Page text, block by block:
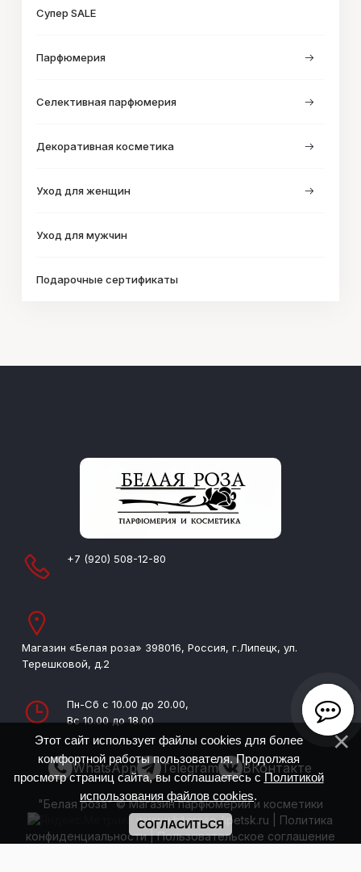
Супер SALE
Парфюмерия
Селективная парфюмерия
Декоративная косметика
Уход для женщин
Уход для мужчин
Подарочные сертификаты
+7 (920) 508-12-80
Магазин «Белая роза» 398016, Россия, г.Липецк, ул.
Терешковой, д.2
Пн-Сб с 10.00 до 20.00,
Вс 10.00 до 18.00
WhatsApp Telegram ВКонтакте
"Белая роза" © Магазин парфюмерии и косметики
www.whiterose-lipetsk.ru
Политика
конфиденциальности|Пользовательское соглашение
Этот сайт использует файлы cookies для более
комфортной работы пользователя. Продолжая
просмотр страниц сайта, вы соглашаетесь сПолитикой
использования файлов cookies.
СОГЛАСИТЬСЯ